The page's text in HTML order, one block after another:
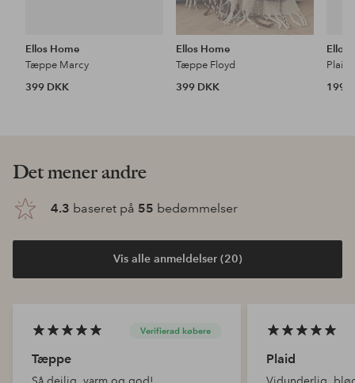
Ellos Home
Tæppe Marcy
399 DKK
Ellos Home
Tæppe Floyd
399 DKK
Ellos
Plaid
199
Det mener andre
4.3 baseret på 55 bedømmelser
Vis alle anmeldelser (20)
Verifierad købere
Tæppe Plaid